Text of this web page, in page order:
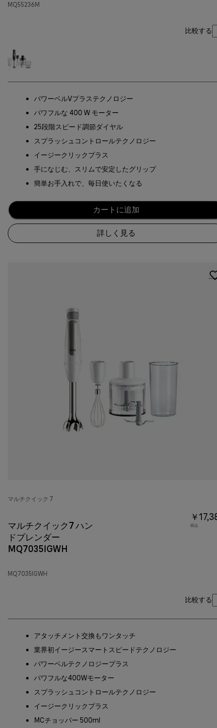
MQ55236M
比較する
パワーベルVプラステクノロジー
パワフルな 400 W モーター
25段階スピード調節ダイヤル
スプラッシュコントロールテクノロジー
イージークリックプラス
手になじむ、スリムで安定したグリップ
簡単お手入れで、毎日使いたくなる
カートに追加
詳しく見る
マルチクイック 7
マルチクイック7 ハン
ドブレンダー
MQ7035IGWH
MQ7035IGWH
￥
税込
比較する
アタッチメント交換もワンタッチ
業界初イージースマートスピードテクノロジー
パワーベルテクノロジープラス
パワフルな400Wモーター
スプラッシュコントロールテクノロジー
イージークリックプラス
MCチョッパー 500ml